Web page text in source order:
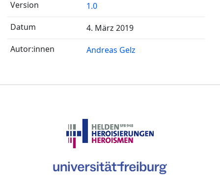
1.0
4. März 2019
Andreas Gelz